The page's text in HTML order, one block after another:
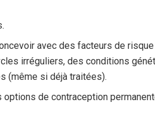
avec des facteurs de
irréguliers, des conditions
(même si déjà traitées).
de contraception